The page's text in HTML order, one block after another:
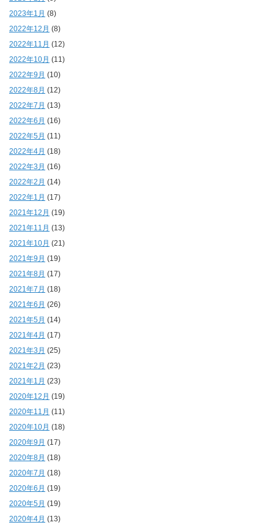
2023年1月 (8)
2022年12月 (8)
2022年11月 (12)
2022年10月 (11)
2022年9月 (10)
2022年8月 (12)
2022年7月 (13)
2022年6月 (16)
2022年5月 (11)
2022年4月 (18)
2022年3月 (16)
2022年2月 (14)
2022年1月 (17)
2021年12月 (19)
2021年11月 (13)
2021年10月 (21)
2021年9月 (19)
2021年8月 (17)
2021年7月 (18)
2021年6月 (26)
2021年5月 (14)
2021年4月 (17)
2021年3月 (25)
2021年2月 (23)
2021年1月 (23)
2020年12月 (19)
2020年11月 (11)
2020年10月 (18)
2020年9月 (17)
2020年8月 (18)
2020年7月 (18)
2020年6月 (19)
2020年5月 (19)
2020年4月 (13)